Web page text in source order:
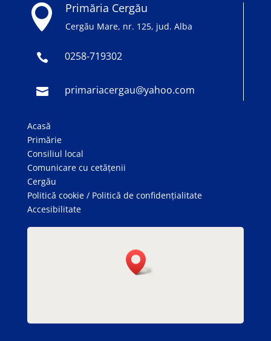
 Primăria Cergău
Cergău Mare, nr. 125, jud. Alba
 0258-719302
 primariacergau@yahoo.com
Acasă
Primărie
Consiliul local
Comunicare cu cetățenii
Cergău
Politică cookie / Politică de confidențialitate
Accesibilitate